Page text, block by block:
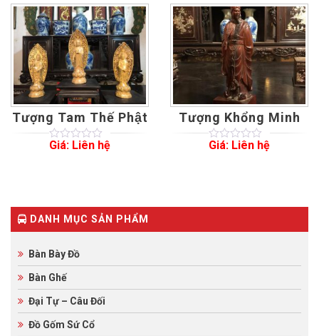
based
on
customer
ratings
customer
ratings
Tượng Tam Thế Phật
0
5
0
ratings
Giá: Liên hệ
Tượng Khổng Minh
0
5
0
ratings
Giá: Liên hệ
DANH MỤC SẢN PHẨM
Bàn Bày Đồ
Bàn Ghế
Đại Tự – Câu Đối
Đồ Gốm Sứ Cổ